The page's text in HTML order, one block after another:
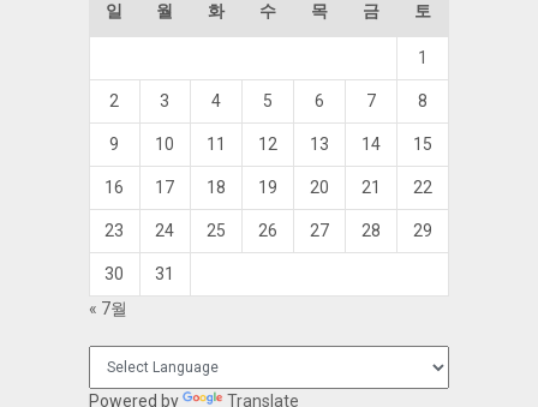
일 월 화 수 목 금 토
1
2 3 4 5 6 7 8
9 10 11 12 13 14 15
16 17 18 19 20 21 22
23 24 25 26 27 28 29
30
31
« 7월
Powered by Translate